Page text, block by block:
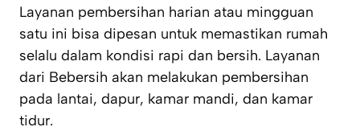
Layanan pembersihan harian atau mingguan
satu ini bisa dipesan untuk memastikan rumah
selalu dalam kondisi rapi dan bersih. Layanan
dari Bebersih akan melakukan pembersihan
pada lantai, dapur, kamar mandi, dan kamar
tidur.